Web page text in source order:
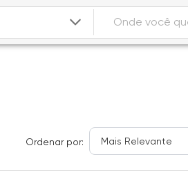
Ordenar por: Mais Relevante